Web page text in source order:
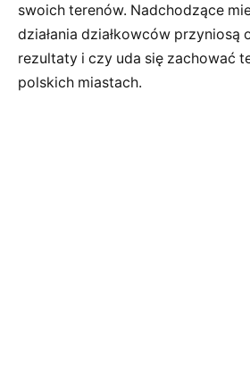
swoich terenów. Nadchodzące
działania działkowców przyniosą
rezultaty i czy uda się zachować
polskich miastach.